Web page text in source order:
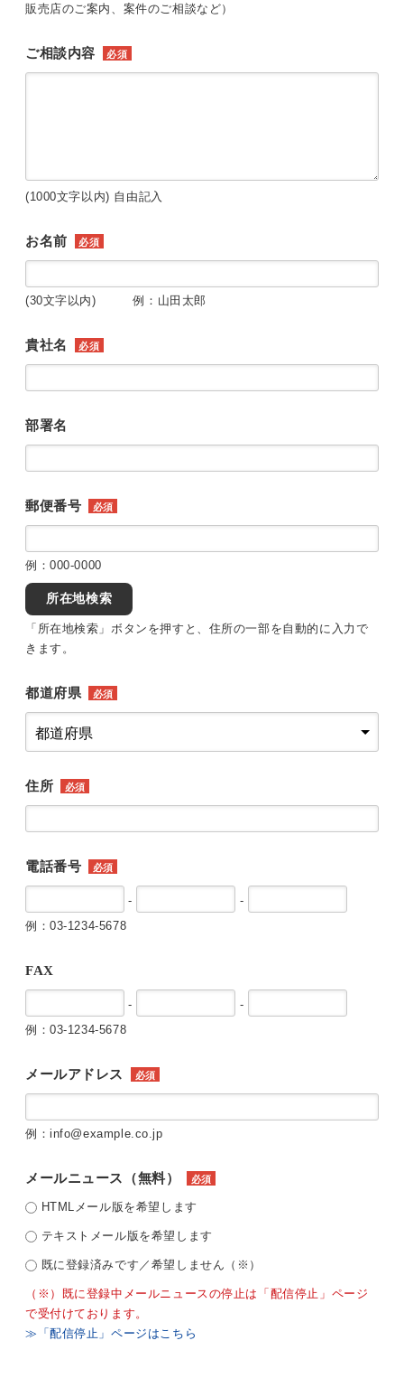
販売店のご案内、案件のご相談など）
ご相談内容 必須
(1000文字以内) 自由記入
お名前 必須
(30文字以内) 例：山田太郎
貴社名 必須
部署名
郵便番号 必須
例：000-0000
所在地検索
「所在地検索」ボタンを押すと、住所の一部を自動的に入力で
きます。
都道府県 必須
住所 必須
電話番号 必須
-
-
例：03-1234-5678
FAX
-
-
例：03-1234-5678
メールアドレス 必須
例：info@example.co.jp
メールニュース（無料） 必須
HTMLメール版を希望します
テキストメール版を希望します
既に登録済みです／希望しません（※）
（※）既に登録中メールニュースの停止は「配信停止」ページ
で受付けております。
≫「配信停止」ページはこちら